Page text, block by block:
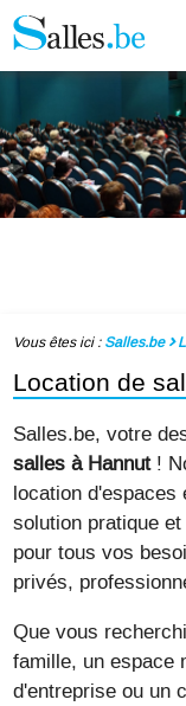
Vous êtes ici : Salles.be
Location de
Salles.be, votre
salles à Hannut!
location d'espaces
solution pratique
pour tous vos
privés,
Que vous
famille, un espace
d'entreprise ou un